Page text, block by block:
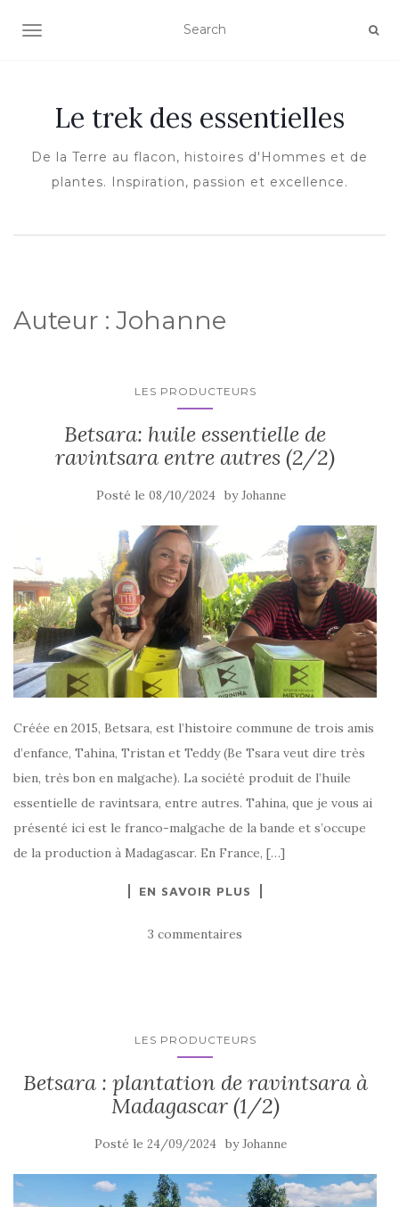
OUVRIR/FERMER LA NAVIGATION
Le trek des essentielles
De la Terre au flacon, histoires d'Hommes et de
plantes. Inspiration, passion et excellence.
Auteur : Johanne
LES PRODUCTEURS
Betsara: huile essentielle de
ravintsara entre autres (2/2)
Posté le 08/10/2024 byJohanne
Créée en 2015, Betsara, est l’histoire commune de trois amis
d’enfance, Tahina, Tristan et Teddy (Be Tsara veut dire très
bien, très bon en malgache). La société produit de l’huile
essentielle de ravintsara, entre autres. Tahina, que je vous ai
présenté ici est le franco-malgache de la bande et s’occupe
de la production à Madagascar. En France, […]
EN SAVOIR PLUS
3 commentaires
LES PRODUCTEURS
Betsara : plantation de ravintsara à
Madagascar (1/2)
Posté le 24/09/2024 byJohanne